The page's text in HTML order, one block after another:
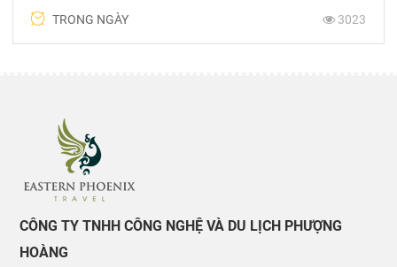
TRONG NGÀY 3023
CÔNG TY TNHH CÔNG NGHỆ VÀ DU LỊCH PHƯỢNG
HOÀNG